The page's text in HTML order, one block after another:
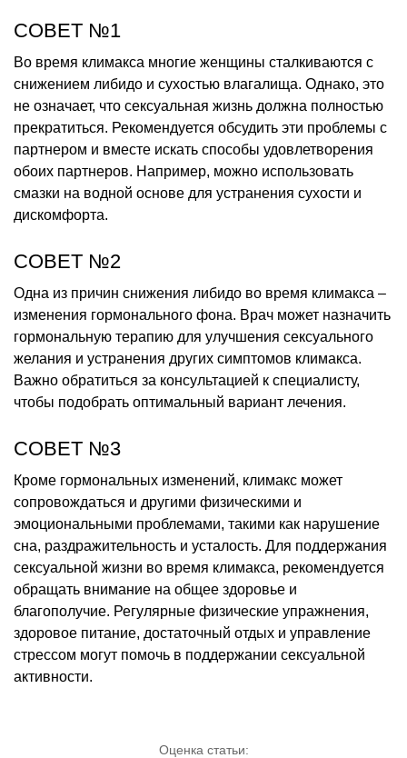
СОВЕТ №1
Во время климакса многие женщины сталкиваются с
снижением либидо и сухостью влагалища. Однако, это
не означает, что сексуальная жизнь должна полностью
прекратиться. Рекомендуется обсудить эти проблемы с
партнером и вместе искать способы удовлетворения
обоих партнеров. Например, можно использовать
смазки на водной основе для устранения сухости и
дискомфорта.
СОВЕТ №2
Одна из причин снижения либидо во время климакса –
изменения гормонального фона. Врач может назначить
гормональную терапию для улучшения сексуального
желания и устранения других симптомов климакса.
Важно обратиться за консультацией к специалисту,
чтобы подобрать оптимальный вариант лечения.
СОВЕТ №3
Кроме гормональных изменений, климакс может
сопровождаться и другими физическими и
эмоциональными проблемами, такими как нарушение
сна, раздражительность и усталость. Для поддержания
сексуальной жизни во время климакса, рекомендуется
обращать внимание на общее здоровье и
благополучие. Регулярные физические упражнения,
здоровое питание, достаточный отдых и управление
стрессом могут помочь в поддержании сексуальной
активности.
Оценка статьи: